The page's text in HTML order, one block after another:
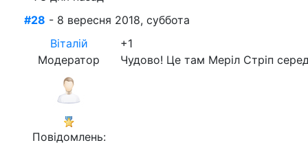
#28 - 8 вересня 2018, суббота
Віталій
Модератор
Повідомлень:
+1
Чудово! Це там Меріл Стріп